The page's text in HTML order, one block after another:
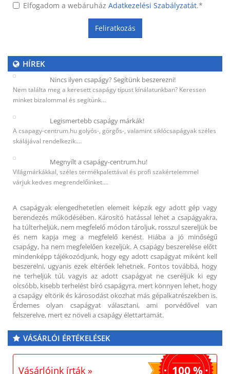
Elfogadom a webáruház Adatkezelési Szabályzatát.*
Feliratkozás
HÍREK
Nincs ilyen csapágy? Segítünk beszerezni!
Nem találta meg a keresett csapágy típust kínálatunkban? Keressen
minket bizalommal és segítünk…
Legismertebb csapágy márkák!
A csapagy-centrum.hu golyós-, görgős-, valamint siklócsapágyak széles
skálájával rendelkezik.…
Megnyílt a csapágy-centrum.hu!
Világmárkákkal, széles termékpalettával és profi szakértelemmel
várjuk kedves megrendelőinket.…
A csapágyak elengedhetetlen elemeit képzik egy adott gép vagy
berendezés működésében. Károsító hatással lehet a csapágyakra,
ha túlterheljük, nem megfelelő módon tároljuk, rosszul szereljük be
és nem kapja meg a megfelelő kenést. Hiába a jó minőségű
csapágy, ha nem megfelelően kezeljük. A csapágy beszerelése előtt
mindenképp tájékozódjunk, hogy egy adott csapágyat miként kell
beszerelni, ugyanis ezek eltérőek lehetnek. Fontos továbbá, hogy
ne terheljük túl, vagyis az adott csapágyat ne cseréljük ki egy
olcsóbb, kisebb terhelést bíró csapágyra, mert könnyen lehet, hogy
a csapágy eltörik és károsodást okozhat más gépalkatrészekben is.
Érdemes olyan csapágyat választani, ami porvédővel van
felszerelve, mert ez növeli a csapágy élettartamát.
VÁSÁRLÓI ÉRTÉKELÉSEK
Vásárlóink írták » 100 %